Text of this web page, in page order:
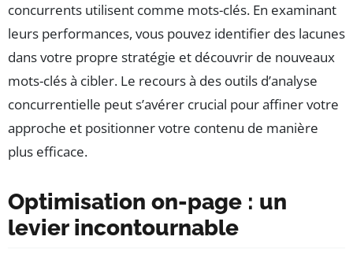
concurrents utilisent comme mots-clés. En examinant
leurs performances, vous pouvez identifier des lacunes
dans votre propre stratégie et découvrir de nouveaux
mots-clés à cibler. Le recours à des outils d’analyse
concurrentielle peut s’avérer crucial pour affiner votre
approche et positionner votre contenu de manière
plus efficace.
Optimisation on-page : un
levier incontournable